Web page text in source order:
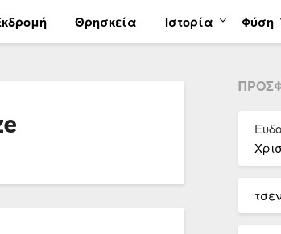
Θρησκεία Ιστορία Φύση